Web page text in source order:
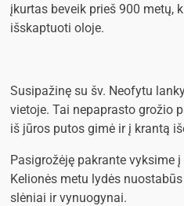
įkurtas beveik prieš 900 metų,
išskaptuoti oloje.
Susipažinę su šv. Neofytu
vietoje. Tai nepaprasto grožio
iš jūros putos gimė ir į krantą
Pasigrožėję pakrante vyksime
Kelionės metu lydės
slėniai ir vynuogynai.